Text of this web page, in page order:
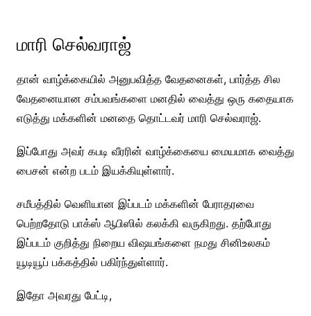
மாரி செல்வராஜ்
தான் வாழ்க்கையில் அனுபவித்த வேதனைகள், பார்த்த சில
வேதனையான சம்பவங்களை மனதில் வைத்து ஒரு கதையாக
எடுத்து மக்களின் மனதை தொட்டவர் மாரி செல்வராஜ்.
இப்போது அவர் கபடி வீரரின் வாழ்க்கையை மையமாக வைத்து
பைசன் என்ற படம் இயக்கியுள்ளார்.
சமீபத்தில் வெளியான இப்படம் மக்களின் பேராதரவை
பெற்றதோடு பாக்ஸ் ஆபிஸில் கலக்கி வருகிறது. தற்போது
இப்படம் குறித்து நிறைய விஷயங்களை நமது சினிஉலகம்
யூடியூப் பக்கத்தில் பகிர்ந்துள்ளார்.
இதோ அவரது பேட்டி,